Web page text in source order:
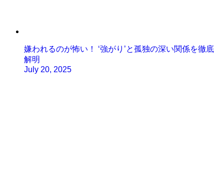
嫌われるのが怖い！ ‘強がり’と孤独の深い関係を徹底
解明
July 20, 2025